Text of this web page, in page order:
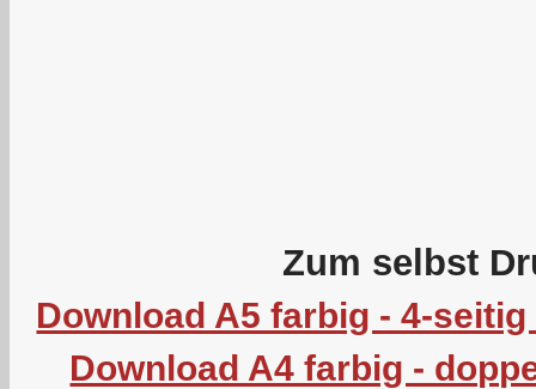
Zum selbst
Download A5 farbig - 4-
Download A4 farbig -